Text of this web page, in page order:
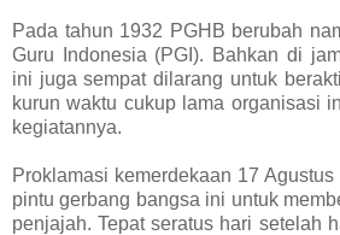
Pada tahun 1932 PGHB berubah
Guru Indonesia (PGI). Bahkan di
ini juga sempat dilarang untuk
kurun waktu cukup lama organisasi
kegiatannya.
Proklamasi kemerdekaan 17
pintu gerbang bangsa ini untuk
penjajah. Tepat seratus hari setelah